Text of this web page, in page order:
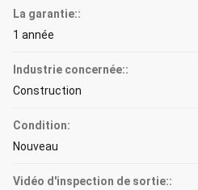
La garantie::
1 année
Industrie concernée::
Construction
Condition:
Nouveau
Vidéo d'inspection de sortie::